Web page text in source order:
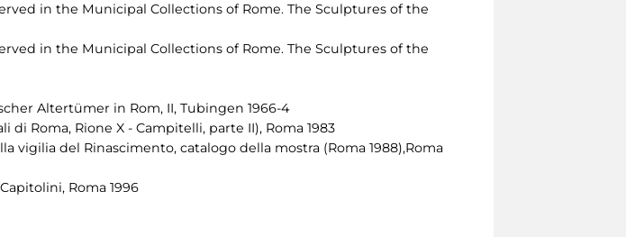
in the Municipal Collections of Rome. The Sculptures of the
in the Municipal Collections of Rome. The Sculptures of the
Altertümer in Rom, II, Tubingen 1966-4
di Roma, Rione X - Campitelli, parte II), Roma 1983
vigilia del Rinascimento, catalogo della mostra (Roma 1988),Roma
Roma 1996